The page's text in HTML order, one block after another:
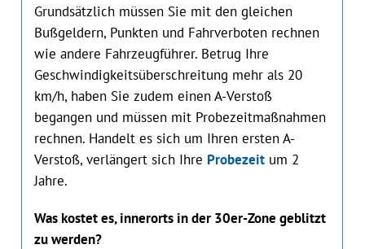
Grundsätzlich müssen Sie mit den gleichen
Bußgeldern, Punkten und Fahrverboten rechnen
wie andere Fahrzeugführer. Betrug Ihre
Geschwindigkeitsüberschreitung mehr als 20
km/h, haben Sie zudem einen A-Verstoß
begangen und müssen mit Probezeitmaßnahmen
rechnen. Handelt es sich um Ihren ersten A-
Verstoß, verlängert sich Ihre Probezeitum 2
Jahre.
Was kostet es, innerorts in der 30er-Zone geblitzt
zu werden?